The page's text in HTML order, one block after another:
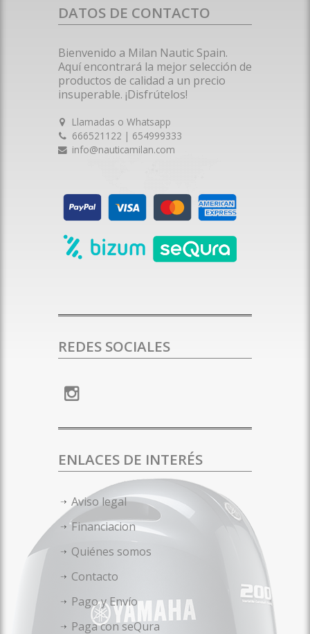
DATOS DE CONTACTO
Bienvenido a Milan Nautic Spain.
Aquí encontrará la mejor selección de
productos de calidad a un precio
insuperable. ¡Disfrútelos!
Llamadas o Whatsapp
666521122 | 654999333
info@nauticamilan.com
REDES SOCIALES
ENLACES DE INTERÉS
Aviso legal
Financiacion
Quiénes somos
Contacto
Pago y Envío
Paga con seQura